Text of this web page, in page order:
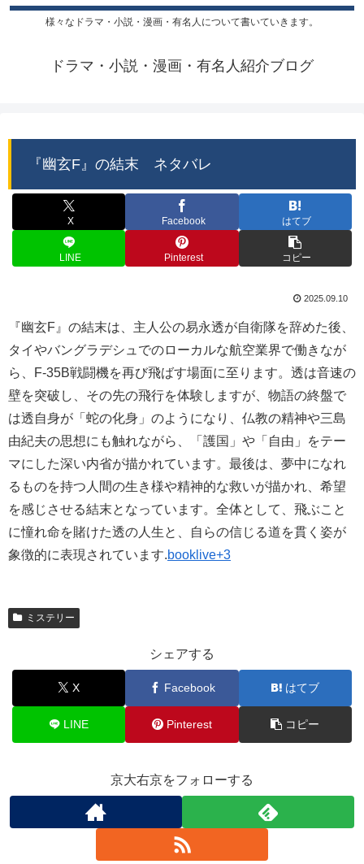
様々なドラマ・小説・漫画・有名人について書いていきます。
ドラマ・小説・漫画・有名人紹介ブログ
『幽玄F』の結末 ネタバレ
X Facebook はてブ
LINE Pinterest コピー
2025.09.10
『幽玄F』の結末は、主人公の易永透が自衛隊を辞めた後、
タイやバングラデシュでのローカルな航空業界で働きなが
ら、F-35B戦闘機を再び飛ばす場面に至ります。透は音速の
壁を突破し、その先の飛行を体験しますが、物語の終盤で
は透自身が「蛇の化身」のようになり、仏教の精神や三島
由紀夫の思想にも触れながら、「護国」や「自由」をテー
マにした深い内省が描かれています。最後は、夢中になれ
るものを持つ人間の生き様や精神的な救いが描かれ、希望
を感じさせる結末となっています。全体として、飛ぶこと
に憧れ命を賭けた透の人生と、自らの信じる道を貫く姿が
象徴的に表現されています.booklive+3
ミステリー
シェアする
X Facebook はてブ
LINE Pinterest コピー
京大右京をフォローする